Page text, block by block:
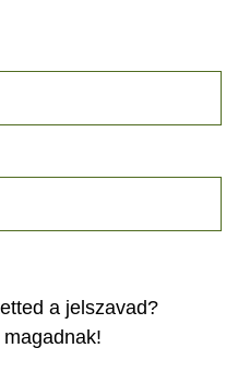
a jelszavad?